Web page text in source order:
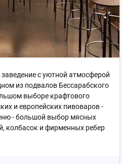
заведение с уютной атмосферой
из подвалов Бессарабского
выборе крафтового
и европейских пивоваров -
- большой выбор мясных
колбасок и фирменных ребер